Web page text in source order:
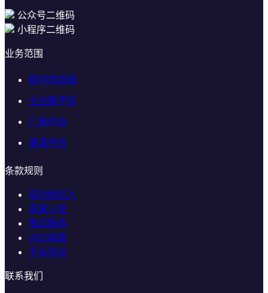
公众号二维码
小程序二维码
业务范围
数字供应链
企业数字化
厂商中台
渠道中台
条款规则
成为经纪人
商家入驻
售后服务
对公收款
平台协议
联系我们